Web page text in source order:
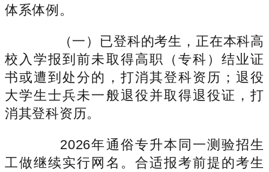
体系体例。
（一）已登科的考生，正在本科高
校入学报到前未取得高职（专科）结业证
书或遭到处分的，打消其登科资历；退役
大学生士兵未一般退役并取得退役证，打
消其登科资历。
2026年通俗专升本同一测验招生
工做继续实行网名。合适报考前提的考生